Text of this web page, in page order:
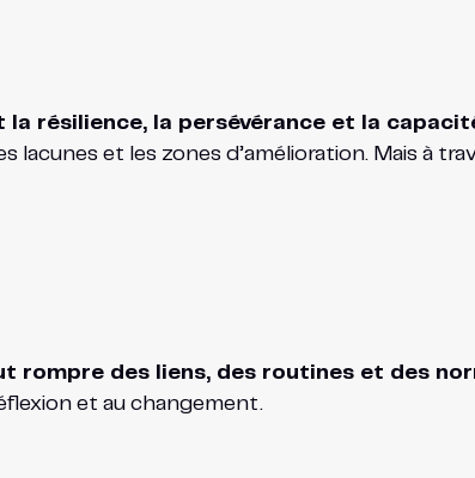
résilience, la persévérance et la
lacunes et les zones d’amélioration. Mais à
rompre des liens, des routines et des
et au changement.